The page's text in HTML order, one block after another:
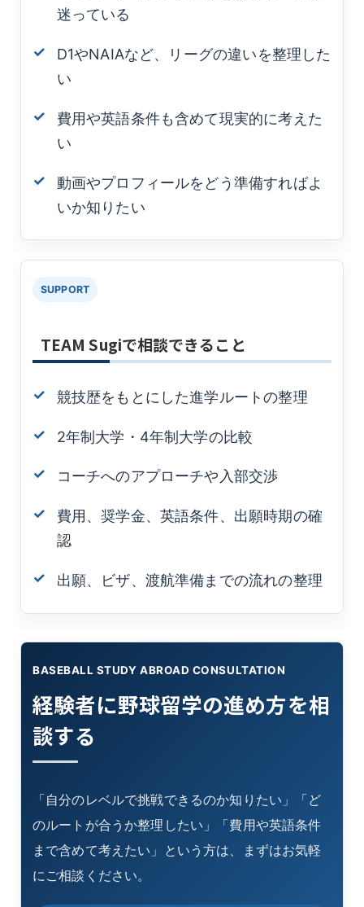
迷っている
D1やNAIAなど、リーグの違いを整理した
い
費用や英語条件も含めて現実的に考えた
い
動画やプロフィールをどう準備すればよ
いか知りたい
SUPPORT
TEAM Sugiで相談できること
競技歴をもとにした進学ルートの整理
2年制大学・4年制大学の比較
コーチへのアプローチや入部交渉
費用、奨学金、英語条件、出願時期の確
認
出願、ビザ、渡航準備までの流れの整理
BASEBALL STUDY ABROAD CONSULTATION
経験者に野球留学の進め方を相
談する
「自分のレベルで挑戦できるのか知りたい」「ど
のルートが合うか整理したい」「費用や英語条件
まで含めて考えたい」という方は、まずはお気軽
にご相談ください。